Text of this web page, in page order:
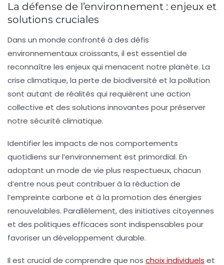
La défense de l’environnement : enjeux et
solutions cruciales
Dans un monde confronté à des défis
environnementaux croissants, il est essentiel de
reconnaître les enjeuxqui menacent notre planète. La
crise climatique, la perte de biodiversité et la pollution
sont autant de réalités qui requièrent une action
collective et des solutions innovantes pour préserver
notre sécurité climatique.
Identifier les impacts de nos comportements
quotidiens sur l’environnement est primordial. En
adoptant un mode de vie plus respectueux, chacun
d’entre nous peut contribuer à la réduction de
l’empreinte carbone et à la promotion des énergies
renouvelables. Parallèlement, des initiatives citoyennes
et des politiques efficaces sont indispensables pour
favoriser un développement durable.
Il est crucial de comprendre que nos choix individuels et